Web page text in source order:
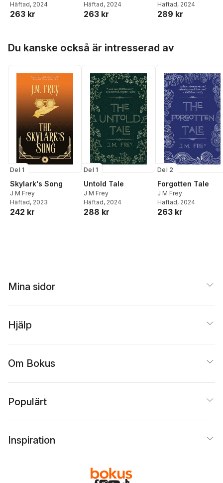
Häftad, 2024
263 kr
Häftad, 2024
263 kr
Häftad, 2024
289 kr
Du kanske också är intresserad av
Del 1
Skylark's Song
J M Frey
Häftad, 2023
242 kr
Del 1
Untold Tale
J M Frey
Häftad, 2024
288 kr
Del 2
Forgotten Tale
J M Frey
Häftad, 2024
263 kr
Mina sidor
Hjälp
Om Bokus
Populärt
Inspiration